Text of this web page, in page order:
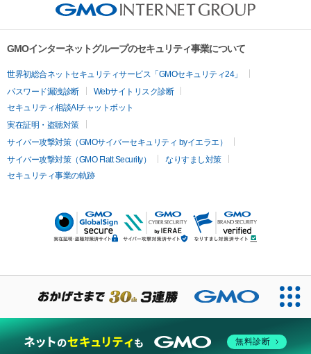
GMOインターネットグループのセキュリティ事業について
世界初総合ネットセキュリティサービス「GMOセキュリティ24」
パスワード漏洩診断
Webサイトリスク診断
セキュリティ相談AIチャットボット
実在証明・盗聴対策
サイバー攻撃対策（GMOサイバーセキュリティ byイエラエ）
サイバー攻撃対策（GMO Flatt Security）
なりすまし対策
セキュリティ事業の軌跡
無料診断